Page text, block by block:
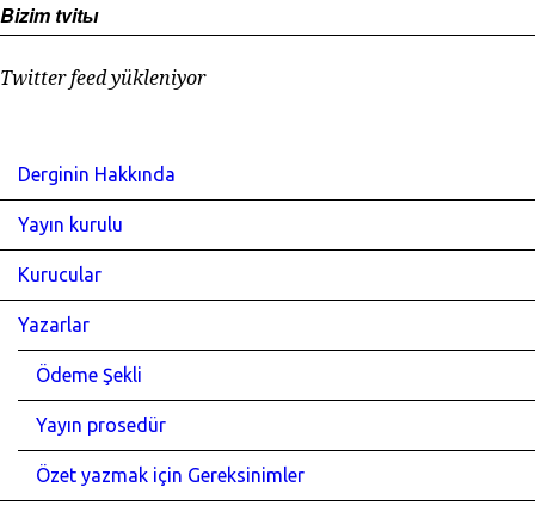
Bizim tvitы
Twitter feed yükleniyor
Derginin Hakkında
Yayın kurulu
Kurucular
Yazarlar
Ödeme Şekli
Yayın prosedür
Özet yazmak için Gereksinimler